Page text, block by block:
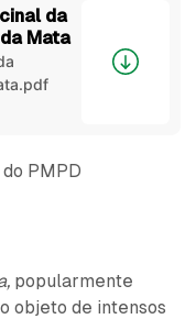
da
Mata
PMPD
popularmente
objeto de intensos